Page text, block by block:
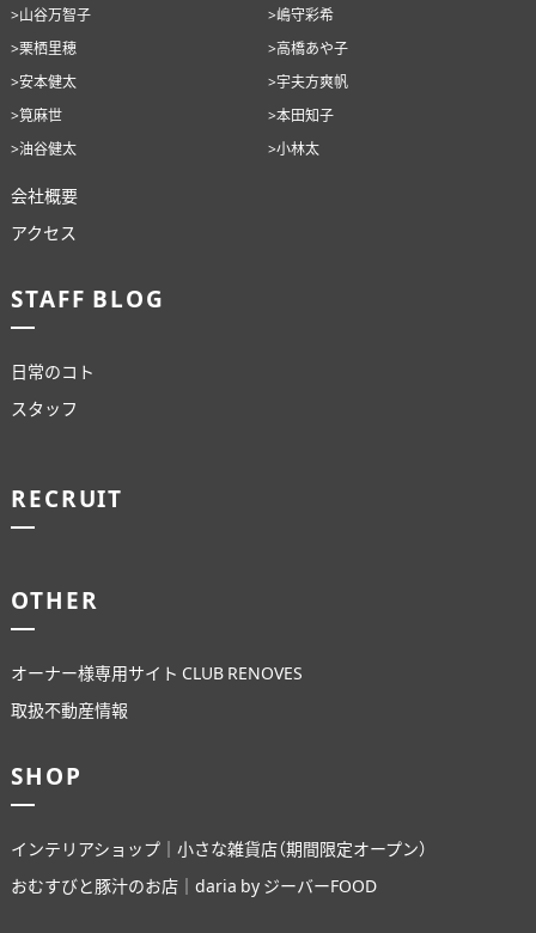
>山谷万智子
>嶋守彩希
>栗栖里穂
>高橋あや子
>安本健太
>宇夫方爽帆
>筧麻世
>本田知子
>油谷健太
>小林太
会社概要
アクセス
STAFF BLOG
日常のコト
スタッフ
RECRUIT
OTHER
オーナー様専用サイト CLUB RENOVES
取扱不動産情報
SHOP
インテリアショップ｜小さな雑貨店（期間限定オープン）
おむすびと豚汁のお店｜daria by ジーバーFOOD